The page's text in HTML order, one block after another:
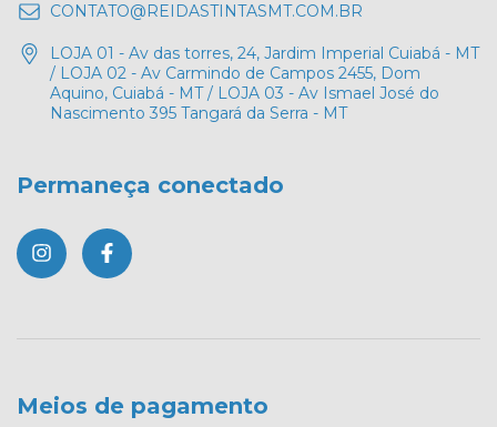
CONTATO@REIDASTINTASMT.COM.BR
LOJA 01 - Av das torres, 24, Jardim Imperial Cuiabá - MT
/ LOJA 02 - Av Carmindo de Campos 2455, Dom
Aquino, Cuiabá - MT / LOJA 03 - Av Ismael José do
Nascimento 395 Tangará da Serra - MT
Permaneça conectado
Meios de pagamento